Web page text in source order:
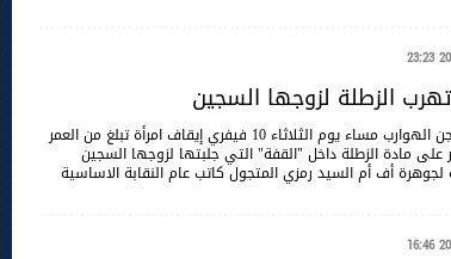
تهرب الزطلة لزوجها السجين
أمكن لإطارات وأعوان سجن الهوارب مساء يوم الثلاثاء 10 فيفري إيقاف امرأة تبلغ من العمر
علی مادة الزطلة داخل "القفة" التي جلبتها لزوجها السجين
أف أم السيد رمزي المتجول كاتب عام النقابة الاساسية